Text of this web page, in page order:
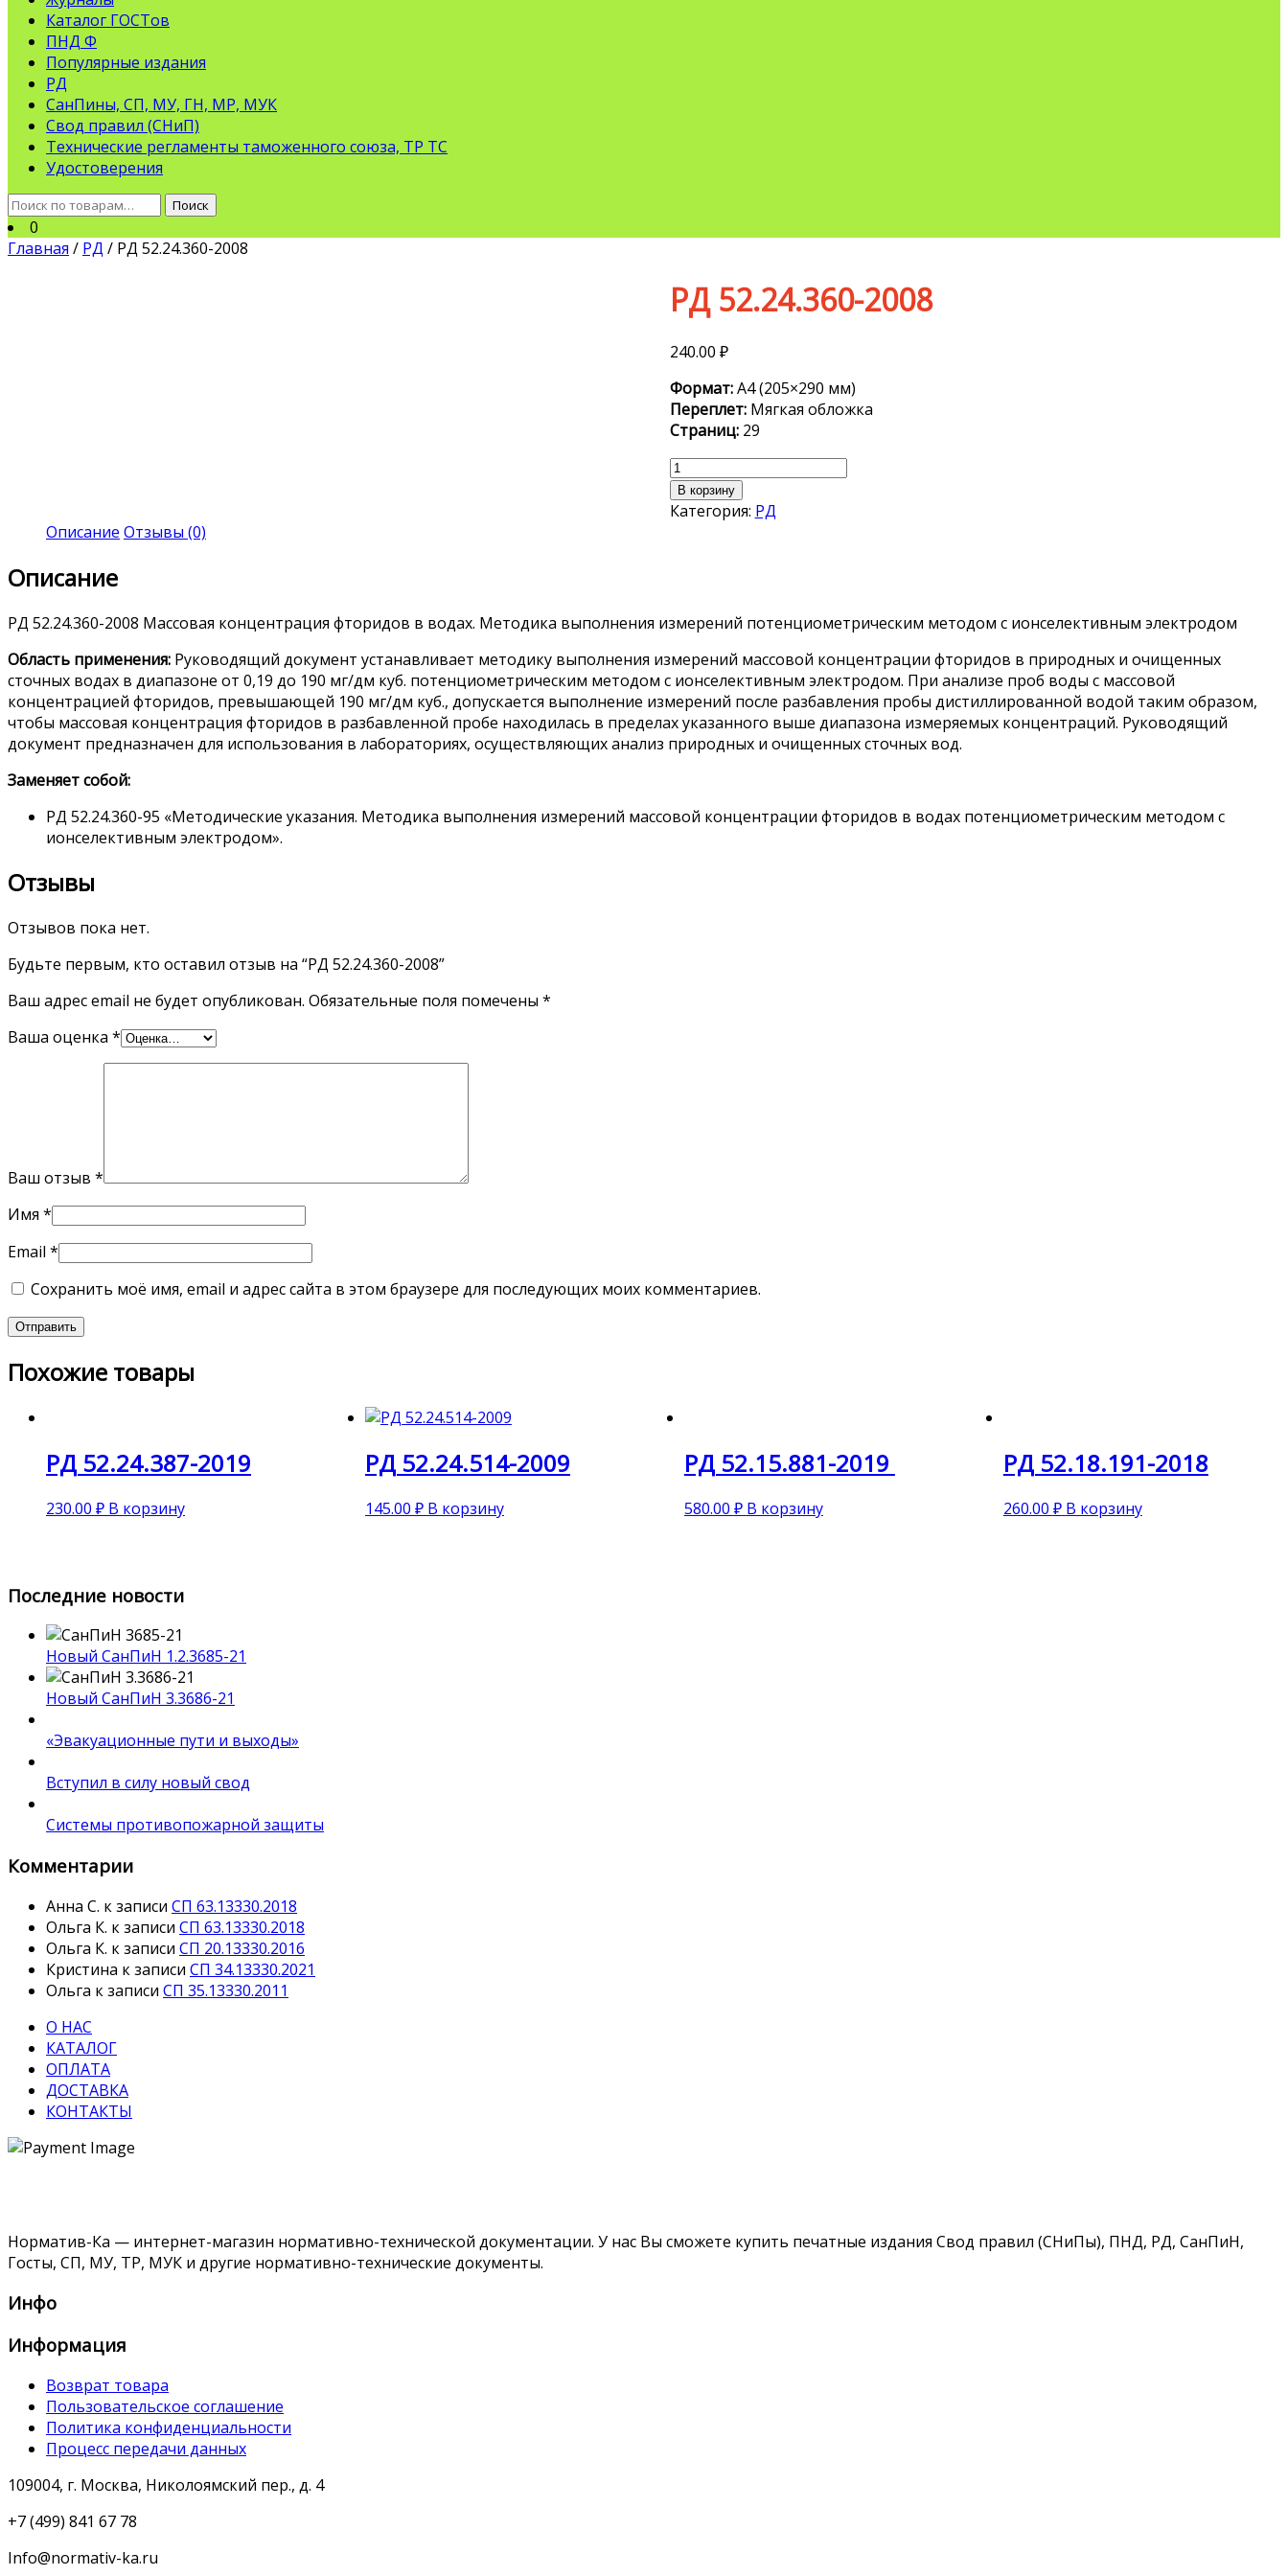
Каталог ГОСТов
ПНД Ф
Популярные издания
РД
СанПины, СП, МУ, ГН, МР, МУК
Свод правил (СНиП)
Технические регламенты таможенного союза, ТР ТС
Удостоверения
Искать:
Поиск
0
Главная / РД / РД 52.24.360-2008
РД 52.24.360-2008
240.00 ₽
Формат: А4 (205×290 мм)
Переплет: Мягкая обложка
Страниц:29
Количество
товара
РД
В корзину
Категория: РД
Описание Отзывы (0)
Описание
РД 52.24.360-2008 Массовая концентрация фторидов в водах. Методика выполнения измерений потенциометрическим методом с ионселективным электродом
Область применения: Руководящий документ устанавливает методику выполнения измерений массовой концентрации фторидов в природных и очищенных
сточных водах в диапазоне от 0,19 до 190 мг/дм куб. потенциометрическим методом с ионселективным электродом. При анализе проб воды с массовой
концентрацией фторидов, превышающей 190 мг/дм куб., допускается выполнение измерений после разбавления пробы дистиллированной водой таким образом,
чтобы массовая концентрация фторидов в разбавленной пробе находилась в пределах указанного выше диапазона измеряемых концентраций. Руководящий
документ предназначен для использования в лабораториях, осуществляющих анализ природных и очищенных сточных вод.
Заменяет собой:
РД 52.24.360-95 «Методические указания. Методика выполнения измерений массовой концентрации фторидов в водах потенциометрическим методом с
ионселективным электродом».
Отзывы
Отзывов пока нет.
Будьте первым, кто оставил отзыв на “РД 52.24.360-2008”
Ваш адрес email не будет опубликован. Обязательные поля помечены *
Ваша оценка *
Ваш отзыв *
Имя *
Email *
Сохранить моё имя, email и адрес сайта в этом браузере для последующих моих комментариев.
Похожие товары
РД 52.24.387-2019
230.00 ₽ В корзину
РД 52.24.514-2009
145.00 ₽ В корзину
РД 52.15.881-2019
580.00 ₽ В корзину
РД 52.18.191-2018
260.00 ₽ В корзину
Последние новости
Новый СанПиН 1.2.3685-21
Новый СанПиН 3.3686-21
«Эвакуационные пути и выходы»
Вступил в силу новый свод
Системы противопожарной защиты
Комментарии
Анна С. к записи СП 63.13330.2018
Ольга К. к записи СП 63.13330.2018
Ольга К. к записи СП 20.13330.2016
Кристина к записи СП 34.13330.2021
Ольга к записи СП 35.13330.2011
О НАС
КАТАЛОГ
ОПЛАТА
ДОСТАВКА
КОНТАКТЫ
Норматив-Ка — интернет-магазин нормативно-технической документации. У нас Вы сможете купить печатные издания Свод правил (СНиПы), ПНД, РД, СанПиН,
Госты, СП, МУ, ТР, МУК и другие нормативно-технические документы.
Инфо
Информация
Возврат товара
Пользовательское соглашение
Политика конфиденциальности
Процесс передачи данных
109004, г. Москва, Николоямский пер., д. 4
+7 (499) 841 67 78
Info@normativ-ka.ru